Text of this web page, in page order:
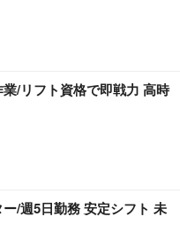
/リフト資格で即戦力 高時
/週5日勤務 安定シフト 未